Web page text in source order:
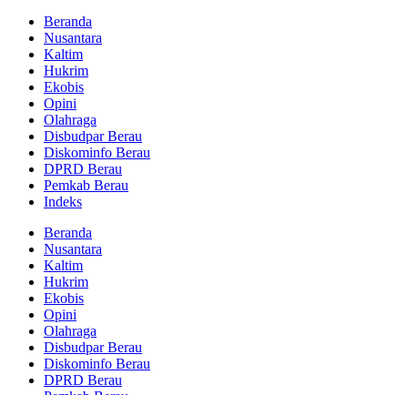
Beranda
Nusantara
Kaltim
Hukrim
Ekobis
Opini
Olahraga
Disbudpar Berau
Diskominfo Berau
DPRD Berau
Pemkab Berau
Indeks
Beranda
Nusantara
Kaltim
Hukrim
Ekobis
Opini
Olahraga
Disbudpar Berau
Diskominfo Berau
DPRD Berau